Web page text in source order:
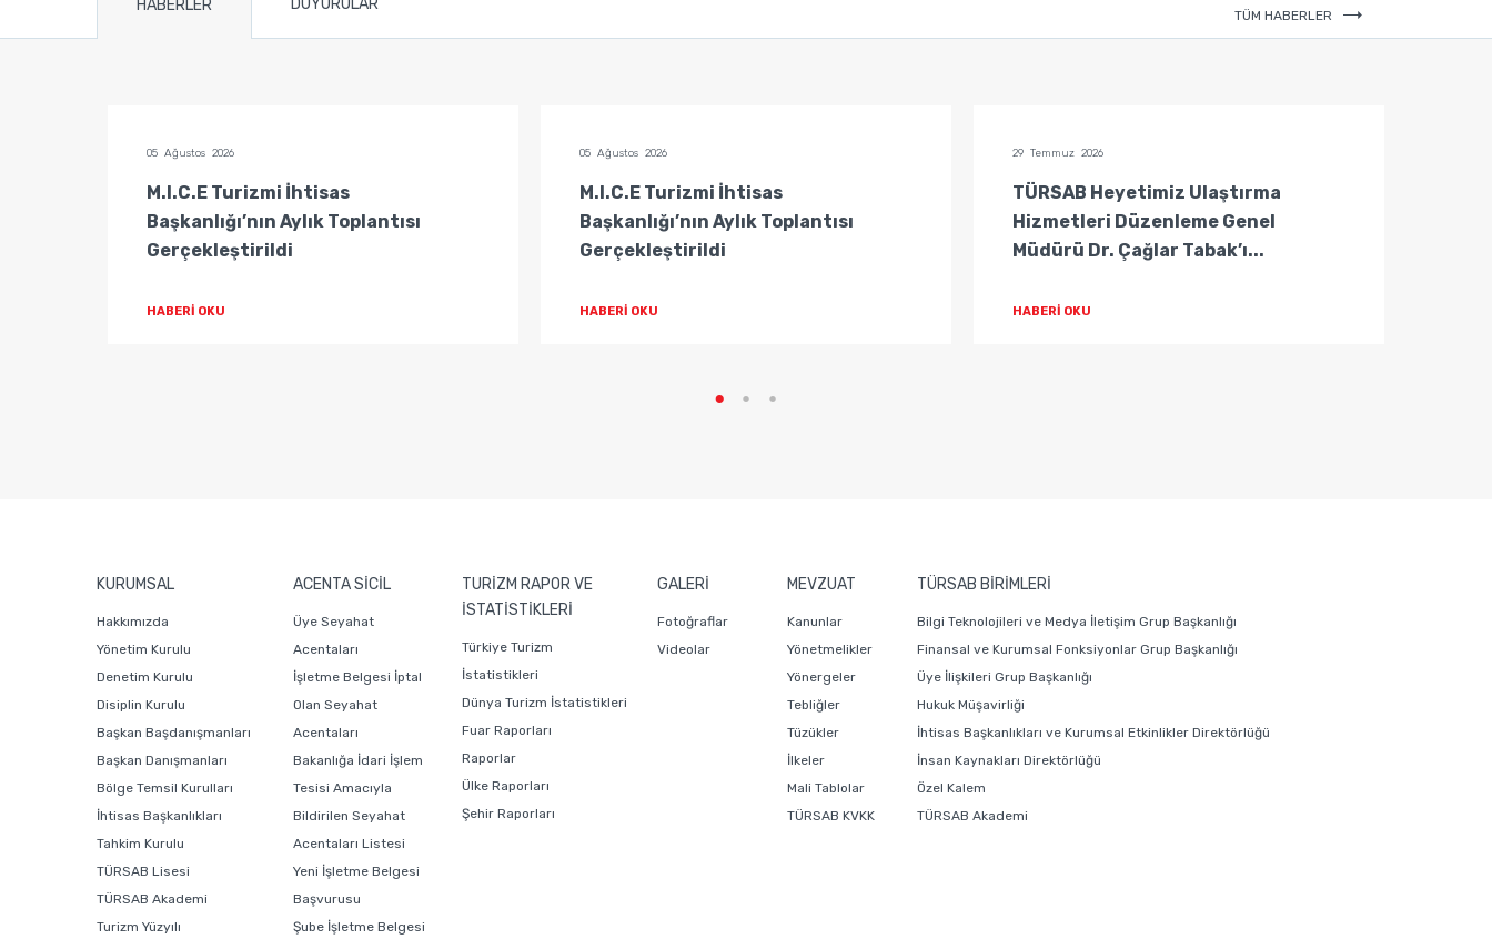
HABERLER DUYURULAR
TÜM HABERLER
05 Ağustos 2026
M.I.C.E Turizmi İhtisas
Başkanlığı’nın Aylık Toplantısı
Gerçekleştirildi
HABERİ OKU
05 Ağustos 2026
M.I.C.E Turizmi İhtisas
Başkanlığı’nın Aylık Toplantısı
Gerçekleştirildi
HABERİ OKU
29 Temmuz 2026
TÜRSAB Heyetimiz Ulaştırma
Hizmetleri Düzenleme Genel
Müdürü Dr. Çağlar Tabak’ı...
HABERİ OKU
KURUMSAL
Hakkımızda
Yönetim Kurulu
Denetim Kurulu
Disiplin Kurulu
Başkan Başdanışmanları
Başkan Danışmanları
Bölge Temsil Kurulları
İhtisas Başkanlıkları
Tahkim Kurulu
TÜRSAB Lisesi
TÜRSAB Akademi
Turizm Yüzyılı
ACENTA SİCİL
Üye Seyahat
Acentaları
İşletme Belgesi İptal
Olan Seyahat
Acentaları
Bakanlığa İdari İşlem
Tesisi Amacıyla
Bildirilen Seyahat
Acentaları Listesi
Yeni İşletme Belgesi
Başvurusu
Şube İşletme Belgesi
TURİZM RAPOR VE
İSTATİSTİKLERİ
Türkiye Turizm
İstatistikleri
Dünya Turizm İstatistikleri
Fuar Raporları
Raporlar
Ülke Raporları
Şehir Raporları
GALERİ
Fotoğraflar
Videolar
MEVZUAT
Kanunlar
Yönetmelikler
Yönergeler
Tebliğler
Tüzükler
İlkeler
Mali Tablolar
TÜRSAB KVKK
TÜRSAB BİRİMLERİ
Bilgi Teknolojileri ve Medya İletişim Grup Başkanlığı
Finansal ve Kurumsal Fonksiyonlar Grup Başkanlığı
Üye İlişkileri Grup Başkanlığı
Hukuk Müşavirliği
İhtisas Başkanlıkları ve Kurumsal Etkinlikler Direktörlüğü
İnsan Kaynakları Direktörlüğü
Özel Kalem
TÜRSAB Akademi